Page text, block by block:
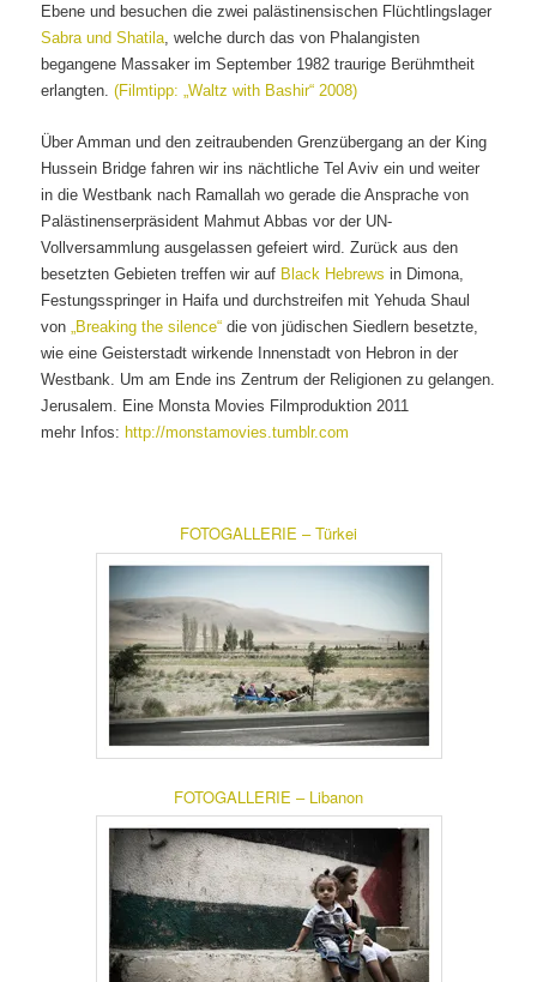
Ebene und besuchen die zwei palästinensischen Flüchtlingslager
Sabra und Shatila , welche durch das von Phalangisten
begangene Massaker im September 1982 traurige Berühmtheit
erlangten.(Filmtipp: „Waltz with Bashir“ 2008)
Über Amman und den zeitraubenden Grenzübergang an der King
Hussein Bridge fahren wir ins nächtliche Tel Aviv ein und weiter
in die Westbank nach Ramallah wo gerade die Ansprache von
Palästinenserpräsident Mahmut Abbas vor der UN-
Vollversammlung ausgelassen gefeiert wird. Zurück aus den
besetzten Gebieten treffen wir auf Black Hebrews in Dimona,
Festungsspringer in Haifa und durchstreifen mit Yehuda Shaul
von„Breaking the silence“ die von jüdischen Siedlern besetzte,
wie eine Geisterstadt wirkende Innenstadt von Hebron in der
Westbank. Um am Ende ins Zentrum der Religionen zu gelangen.
Jerusalem. Eine Monsta Movies Filmproduktion 2011
mehr Infos: http://monstamovies.tumblr.com
FOTOGALLERIE – Türkei
FOTOGALLERIE – Libanon